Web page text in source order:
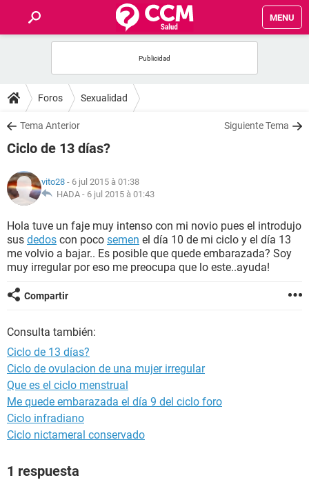
MENU
FORUMS
SALUD
NUTRICIÓN
BIENESTAR
SEXUALIDAD
GLOSARIO
Foros Sexualidad
Tema Anterior Siguiente Tema
Ciclo de 13 días?
vito28 - 6 jul 2015 à 01:38
HADA - 6 jul 2015 à 01:43
Hola tuve un faje muy intenso con mi novio pues el introdujo
sus dedos con poco semen el día 10 de mi ciclo y el día 13
me volvio a bajar.. Es posible que quede embarazada? Soy
muy irregular por eso me preocupa que lo este..ayuda!
Compartir
Consulta también:
Ciclo de 13 días?
Ciclo de ovulacion de una mujer irregular
Que es el ciclo menstrual
Me quede embarazada el día 9 del ciclo foro
Ciclo infradiano
Ciclo nictameral conservado
1 respuesta